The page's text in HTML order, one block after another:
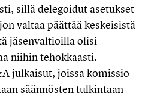
sillä delegoidut asetukset
valtaa päättää keskeisistä
jäsenvaltioilla olisi
niihin tehokkaasti.
julkaisut, joissa komissio
säännösten tulkintaan